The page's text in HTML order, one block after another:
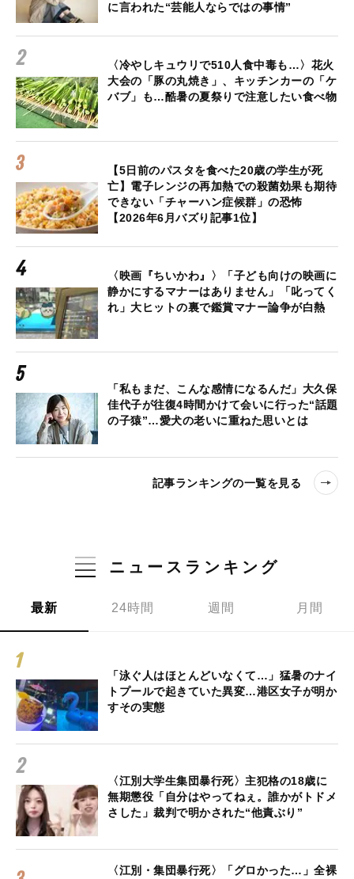
に言われた“芸能人ならではの事情”
〈冷やしキュウリで510人食中毒も…〉花火
大会の「豚の丸焼き」、キッチンカーの「ケ
バブ」も…酷暑の夏祭りで注意したい食べ物
【5日前のパスタを食べた20歳の学生が死
亡】電子レンジの再加熱での殺菌効果も期待
できない「チャーハン症候群」の恐怖
【2026年6月バズり記事1位】
〈映画『ちいかわ』〉「子ども向けの映画に
静かにするマナーはありません」「叱ってく
れ」大ヒットの裏で鑑賞マナー論争が白熱
「私もまだ、こんな感情になるんだ」大久保
佳代子が往復4時間かけて会いに行った“話題
の子猿”…愛犬の老いに重ねた思いとは
記事ランキングの一覧を見る
ニュースランキング
最新 24時間 週間 月間
「泳ぐ人はほとんどいなくて…」猛暑のナイ
トプールで起きていた異変…港区女子が明か
すその実態
〈江別大学生集団暴行死〉主犯格の18歳に
無期懲役「自分はやってねぇ。誰かがトドメ
さした」裁判で明かされた“他責ぶり”
〈江別・集団暴行死〉「グロかった…」全裸